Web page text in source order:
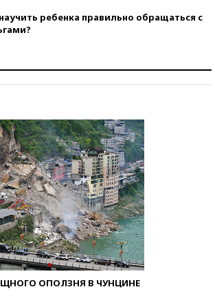
ребенка правильно обращаться с
ОПОЛЗНЯ В ЧУНЦИНЕ